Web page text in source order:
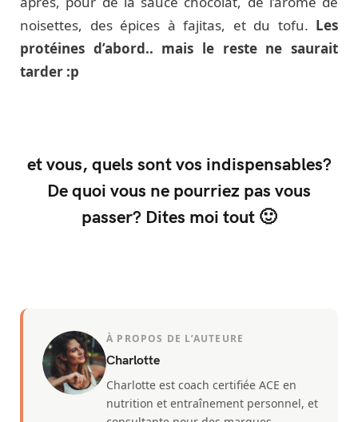
noisettes, des épices à fajitas, et du tofu. Les
protéines d’abord.. mais le reste ne saurait
tarder :p
et vous, quels sont vos indispensables?
De quoi vous ne pourriez pas vous
passer? Dites moi tout 🙂
À PROPOS DE L’AUTEURE
Charlotte
Charlotte est coach certifiée ACE en
nutrition et entraînement personnel, et